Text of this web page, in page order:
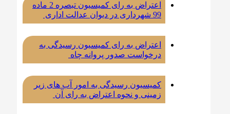
اعتراض به رای کمیسیون تبصره 2 ماده
99 شهرداری در دیوان عدالت اداری
اعتراض به رای کمیسیون رسیدگی به
درخواست صدور پروانه چاه
کمیسیون رسیدگی به امور آب های زیر
زمینی و نحوه اعتراض به رای آن